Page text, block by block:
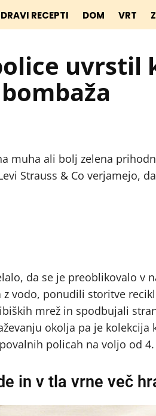
RECEPTI DOM VRT
uvrstil
muha ali bolj zelena
Strauss & Co verjamejo,
da se je preoblikovalo v
vodo, ponudili storitve
mrež in spodbujali
okolja pa je kolekcija
policah na voljo od
in v tla vrne več